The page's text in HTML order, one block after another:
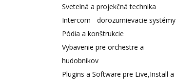
Svetelná a projekčná technika
Intercom - dorozumievacie systémy
Pódia a konštrukcie
Vybavenie pre orchestre a
hudobníkov
Plugins a Software pre Live,Install a